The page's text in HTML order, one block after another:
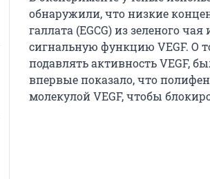
обнаружили, что низкие
галлата (EGCG) из зеленого
сигнальную функцию VEGF. О
подавлять активность VEGF,
впервые показало, что
молекулой VEGF, чтобы